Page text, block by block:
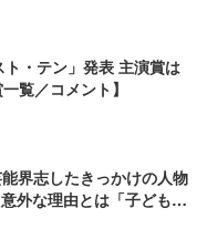
ト・テン」発表 主演賞は
覧／コメント】
界志したきっかけの人物
外な理由とは「子どもの